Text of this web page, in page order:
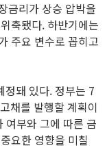
금리가 상승 압박을
축됐다. 하반기에는
주요 변수로 꼽히고
정돼 있다. 정부는 7
채를 발행할 계획이
여부와 그에 따른 금
요한 영향을 미칠